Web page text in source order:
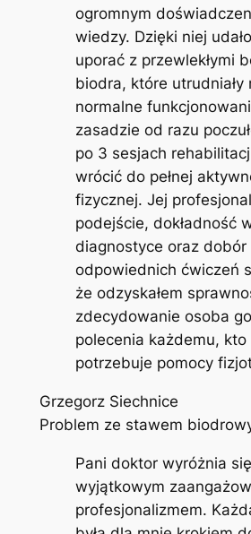
ogromnym
wiedzy. Dzięki niej
uporać z przewlekłymi
biodra, które utrudniały
normalne
zasadzie od razu
po 3 sesjach
wrócić do pełnej
fizycznej. Jej
podejście, dokładność
diagnostyce oraz dobór
odpowiednich ćwiczeń
że odzyskałem
zdecydowanie osoba
polecenia każdemu, kto
potrzebuje pomocy
Grzegorz Siechnice
Problem ze stawem
Pani doktor wyróżnia się
wyjątkowym
profesjonalizmem.